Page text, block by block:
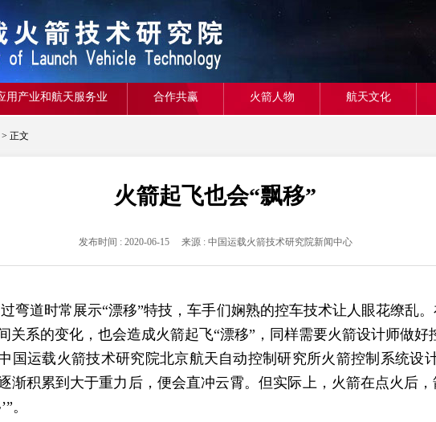
用产业和航天服务业 合作共赢 火箭人物 航天文化
> 正文
火箭起飞也会“飘移”
发布时间 : 2020-06-15 来源 : 中国运载火箭技术研究院新闻中心
道时常展示“漂移”特技，车手们娴熟的控车技术让人眼花缭乱
关系的变化，也会造成火箭起飞“漂移”，同样需要火箭设计师做好
运载火箭技术研究院北京航天自动控制研究所火箭控制系统设
渐积累到大于重力后，便会直冲云霄。但实际上，火箭在点火后
。